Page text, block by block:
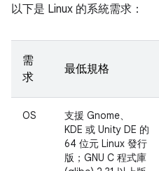
以下是 Linux 的系統需求：
需
求
最低規格
OS
支援 Gnome、
KDE 或 Unity DE 的
64 位元 Linux 發行
版；GNU C 程式庫